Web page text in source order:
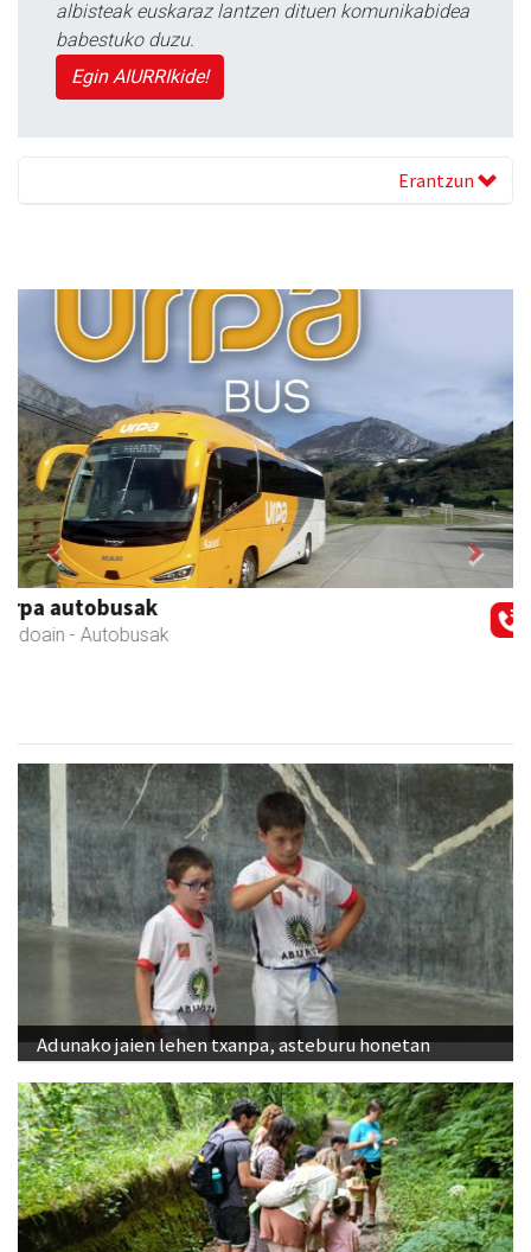
albisteak euskaraz lantzen dituen komunikabidea
babestuko duzu.
Egin AIURRIkide!
Erantzun
Kuttun kafetegia
Andoain - Gozotegiak
Previous Next
Adunako jaien lehen txanpa, asteburu honetan